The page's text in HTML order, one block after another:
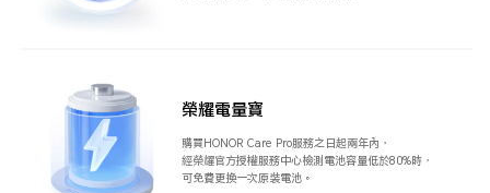
榮耀電量寶
購買HONOR Care Pro服務之日起兩年內，
經榮耀官方授權服務中心檢測電池容量低於80%時，
可免費更換一次原裝電池。